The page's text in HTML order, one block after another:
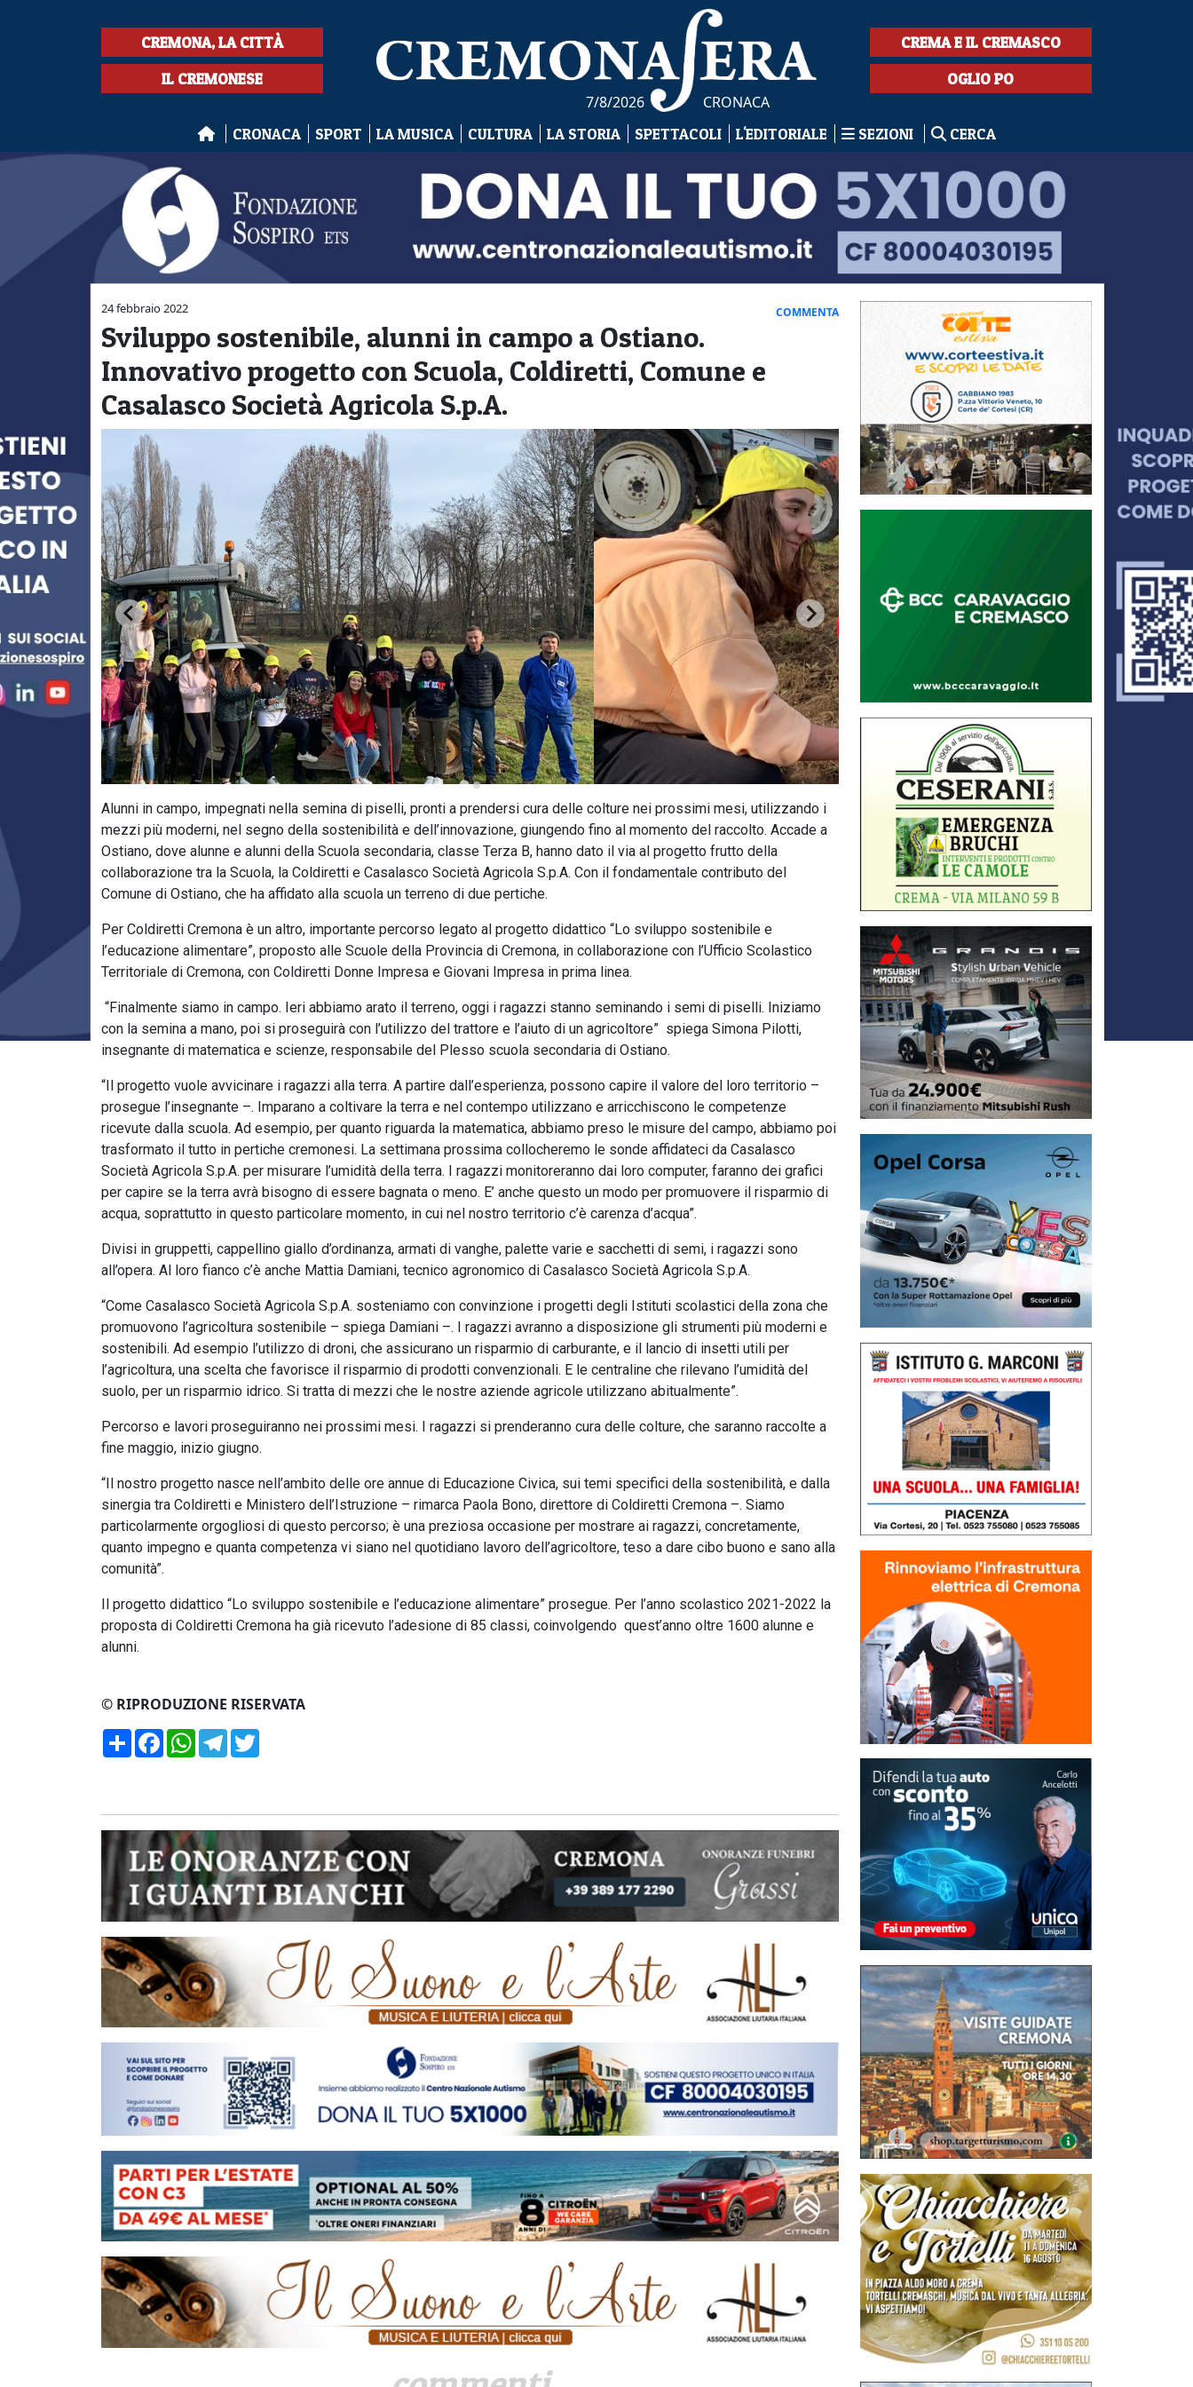
CREMONA, LA CITTÀ
IL CREMONESE
7/8/2026 CRONACA
CREMA E IL CREMASCO
OGLIO PO
CRONACA SPORT LA MUSICA CULTURA LA STORIA SPETTACOLI L'EDITORIALE SEZIONI CERCA
24 febbraio 2022 COMMENTA
Sviluppo sostenibile, alunni in campo a Ostiano.
Innovativo progetto con Scuola, Coldiretti, Comune e
Casalasco Società Agricola S.p.A.
Alunni in campo, impegnati nella semina di piselli, pronti a prendersi cura delle colture nei prossimi mesi, utilizzando i
mezzi più moderni, nel segno della sostenibilità e dell’innovazione, giungendo fino al momento del raccolto. Accade a
Ostiano, dove alunne e alunni della Scuola secondaria, classe Terza B, hanno dato il via al progetto frutto della
collaborazione tra la Scuola, la Coldiretti e Casalasco Società Agricola S.p.A. Con il fondamentale contributo del
Comune di Ostiano, che ha affidato alla scuola un terreno di due pertiche.
Per Coldiretti Cremona è un altro, importante percorso legato al progetto didattico “Lo sviluppo sostenibile e
l’educazione alimentare”, proposto alle Scuole della Provincia di Cremona, in collaborazione con l’Ufficio Scolastico
Territoriale di Cremona, con Coldiretti Donne Impresa e Giovani Impresa in prima linea.
“Finalmente siamo in campo. Ieri abbiamo arato il terreno, oggi i ragazzi stanno seminando i semi di piselli. Iniziamo
con la semina a mano, poi si proseguirà con l’utilizzo del trattore e l’aiuto di un agricoltore” spiega Simona Pilotti,
insegnante di matematica e scienze, responsabile del Plesso scuola secondaria di Ostiano.
“Il progetto vuole avvicinare i ragazzi alla terra. A partire dall’esperienza, possono capire il valore del loro territorio –
prosegue l’insegnante –. Imparano a coltivare la terra e nel contempo utilizzano e arricchiscono le competenze
ricevute dalla scuola. Ad esempio, per quanto riguarda la matematica, abbiamo preso le misure del campo, abbiamo poi
trasformato il tutto in pertiche cremonesi. La settimana prossima collocheremo le sonde affidateci da Casalasco
Società Agricola S.p.A. per misurare l’umidità della terra. I ragazzi monitoreranno dai loro computer, faranno dei grafici
per capire se la terra avrà bisogno di essere bagnata o meno. E’ anche questo un modo per promuovere il risparmio di
acqua, soprattutto in questo particolare momento, in cui nel nostro territorio c’è carenza d’acqua”.
Divisi in gruppetti, cappellino giallo d’ordinanza, armati di vanghe, palette varie e sacchetti di semi, i ragazzi sono
all’opera. Al loro fianco c’è anche Mattia Damiani, tecnico agronomico di Casalasco Società Agricola S.p.A.
“Come Casalasco Società Agricola S.p.A. sosteniamo con convinzione i progetti degli Istituti scolastici della zona che
promuovono l’agricoltura sostenibile – spiega Damiani –. I ragazzi avranno a disposizione gli strumenti più moderni e
sostenibili. Ad esempio l’utilizzo di droni, che assicurano un risparmio di carburante, e il lancio di insetti utili per
l’agricoltura, una scelta che favorisce il risparmio di prodotti convenzionali. E le centraline che rilevano l’umidità del
suolo, per un risparmio idrico. Si tratta di mezzi che le nostre aziende agricole utilizzano abitualmente”.
Percorso e lavori proseguiranno nei prossimi mesi. I ragazzi si prenderanno cura delle colture, che saranno raccolte a
fine maggio, inizio giugno.
“Il nostro progetto nasce nell’ambito delle ore annue di Educazione Civica, sui temi specifici della sostenibilità, e dalla
sinergia tra Coldiretti e Ministero dell’Istruzione – rimarca Paola Bono, direttore di Coldiretti Cremona –. Siamo
particolarmente orgogliosi di questo percorso; è una preziosa occasione per mostrare ai ragazzi, concretamente,
quanto impegno e quanta competenza vi siano nel quotidiano lavoro dell’agricoltore, teso a dare cibo buono e sano alla
comunità”.
Il progetto didattico “Lo sviluppo sostenibile e l’educazione alimentare” prosegue. Per l’anno scolastico 2021-2022 la
proposta di Coldiretti Cremona ha già ricevuto l’adesione di 85 classi, coinvolgendo quest’anno oltre 1600 alunne e
alunni.
© RIPRODUZIONE RISERVATA
CondividiFacebookWhatsApp
Telegram